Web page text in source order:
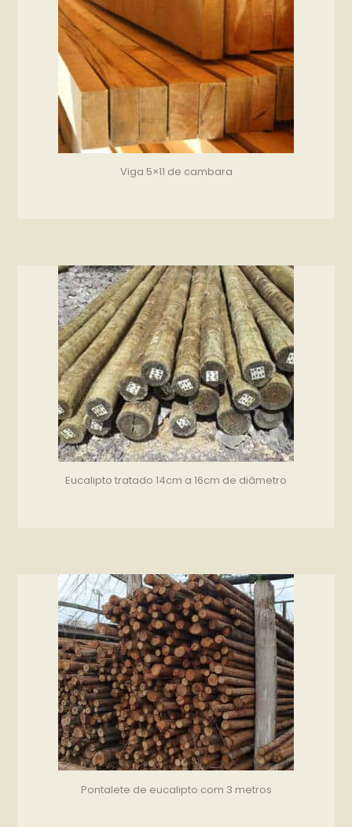
Viga 5×11 de cambara
Eucalipto tratado 14cm a 16cm de diâmetro
Pontalete de eucalipto com 3 metros